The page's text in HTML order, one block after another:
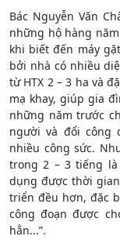
Bác Nguyễn Văn
những hộ hàng
khi biết đến máy
bởi nhà có nhiều
từ HTX 2 – 3 ha và
mạ khay, giúp gia
những năm trước
người và đổi công
nhiều công sức.
trong 2 – 3 tiếng
dụng được thời
triển đều hơn, đặc
công đoạn được
hẳn...”.